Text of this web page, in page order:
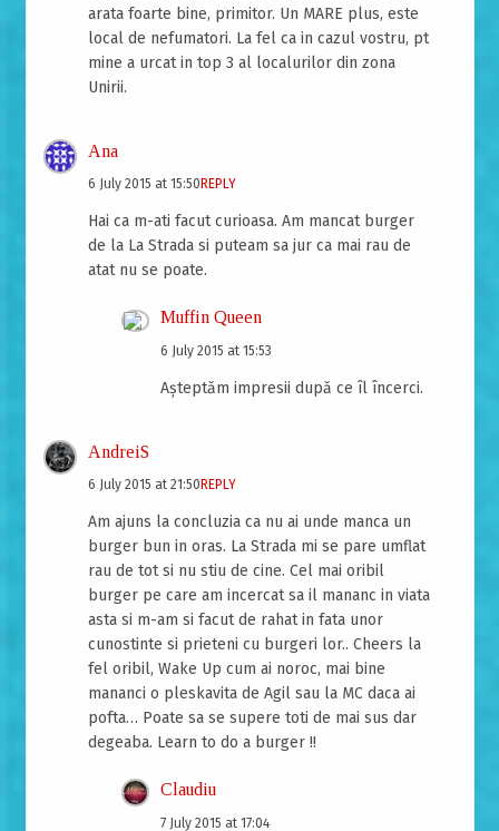
arata foarte bine, primitor. Un MARE plus, este
local de nefumatori. La fel ca in cazul vostru, pt
mine a urcat in top 3 al localurilor din zona
Unirii.
Ana
6 July 2015 at 15:50REPLY
Hai ca m-ati facut curioasa. Am mancat burger
de la La Strada si puteam sa jur ca mai rau de
atat nu se poate.
Muffin Queen
6 July 2015 at 15:53
Așteptăm impresii după ce îl încerci.
AndreiS
6 July 2015 at 21:50REPLY
Am ajuns la concluzia ca nu ai unde manca un
burger bun in oras. La Strada mi se pare umflat
rau de tot si nu stiu de cine. Cel mai oribil
burger pe care am incercat sa il mananc in viata
asta si m-am si facut de rahat in fata unor
cunostinte si prieteni cu burgeri lor.. Cheers la
fel oribil, Wake Up cum ai noroc, mai bine
mananci o pleskavita de Agil sau la MC daca ai
pofta… Poate sa se supere toti de mai sus dar
degeaba. Learn to do a burger !!
Claudiu
7 July 2015 at 17:04